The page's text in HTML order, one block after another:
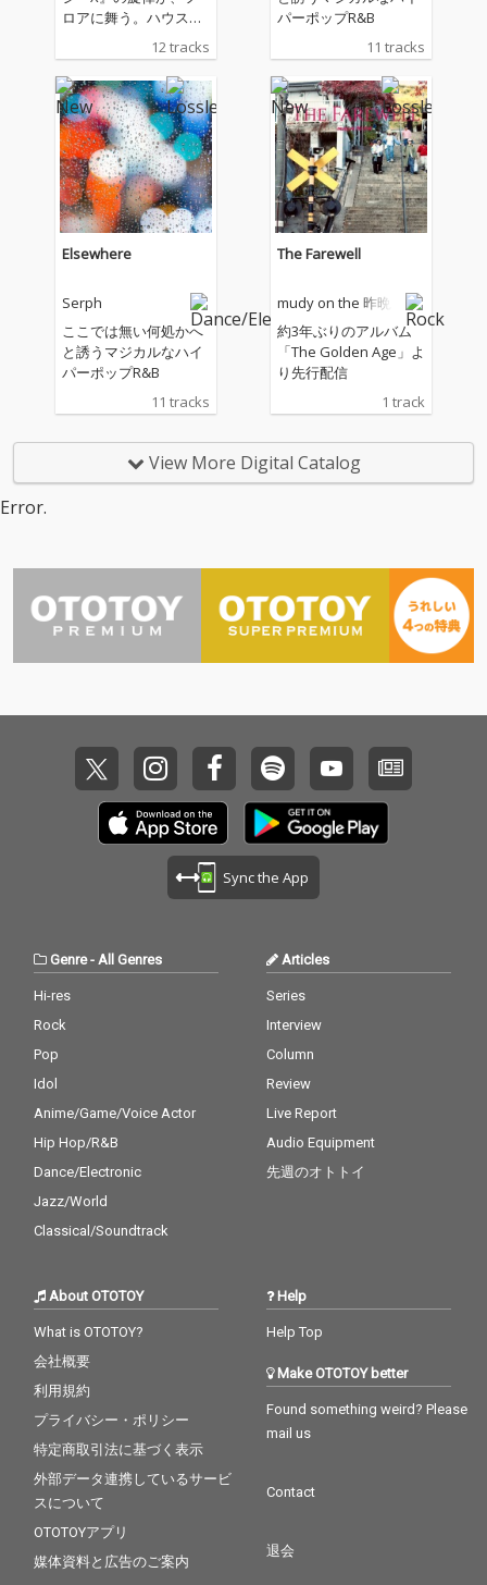
ロアに舞う。ハウスア
レンジが描く、祈りの
重低音。 好評を博した
『House Grooves』シ
リーズの第2弾が登
場。 「ザナルカンドに
て」「シーモアバト
ル」「いつか終わる
夢」など、『ファイナ
ルファンタジーX』を
彩る名曲たちが、ディ
ープハウスの深い残響
と溶け合うアレンジア
たビートで構築された
全12曲が、あの日の音
楽の記憶を、鮮やかな
フロア・サウンドへと
くも新しい、極上の追
stian Dinh Gulino/ DJ S
ラダ ミチノブ/ Ai Kaki
hira/ Chocoholic/ Terr
y McGowan
12 tracks
パーポップR&B
11 tracks
Elsewhere
Serph
ここでは無い何処かへ
と誘うマジカルなハイ
パーポップR&B
11 tracks
The Farewell
mudy on the 昨晩
約3年ぶりのアルバム
「The Golden Age」よ
り先行配信
1 track
View More Digital Catalog
Error.
Sync the App
Genre- All Genres
Hi-res
Rock
Pop
Idol
Anime/Game/Voice Actor
Hip Hop/R&B
Dance/Electronic
Jazz/World
Classical/Soundtrack
Articles
Series
Interview
Column
Review
Live Report
Audio Equipment
先週のオトトイ
About OTOTOY
What is OTOTOY?
会社概要
利用規約
プライバシー・ポリシー
特定商取引法に基づく表示
外部データ連携しているサービ
スについて
OTOTOYアプリ
媒体資料と広告のご案内
Help
Help Top
Make OTOTOY better
Found something weird? Please
mail us
Contact
退会